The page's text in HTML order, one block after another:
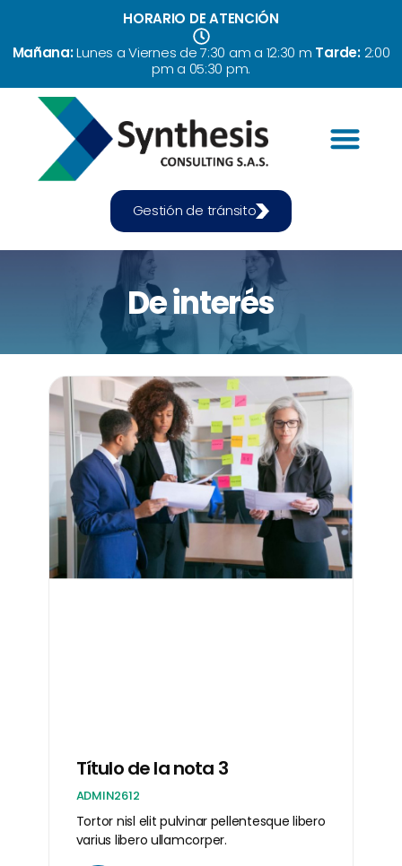
HORARIO DE ATENCIÓN
Mañana:Lunes a Viernes de 7:30 am a 12:30 m Tarde:2:00
pm a 05:30 pm.
Gestión de tránsito
De interés
Título de la nota 3
ADMIN2612
Tortor nisl elit pulvinar pellentesque libero
varius libero ullamcorper.